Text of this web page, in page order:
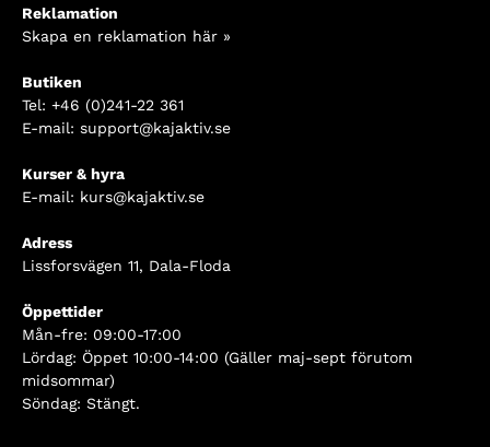
Reklamation
Skapa en reklamation här »
Butiken
Tel: +46 (0)241-22 361
E-mail: support@kajaktiv.se
Kurser & hyra
E-mail: kurs@kajaktiv.se
Adress
Lissforsvägen 11, Dala-Floda
Öppettider
Mån-fre: 09:00-17:00
Lördag: Öppet 10:00-14:00 (Gäller maj-sept förutom
midsommar)
Söndag: Stängt.